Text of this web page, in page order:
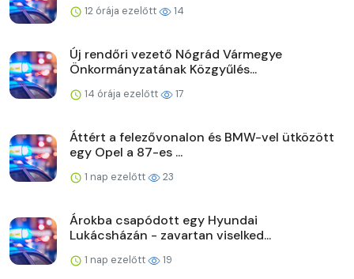
12 órája ezelőtt 14
Új rendőri vezető Nógrád Vármegye
Önkormányzatának Közgyűlés...
14 órája ezelőtt 17
Áttért a felezővonalon és BMW-vel ütközött
egy Opel a 87-es ...
1 nap ezelőtt 23
Árokba csapódott egy Hyundai
Lukácsházán - zavartan viselked...
1 nap ezelőtt 19